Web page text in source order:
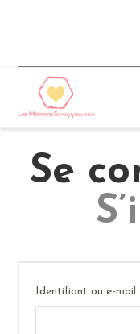
Se
Identifiant ou e-mail